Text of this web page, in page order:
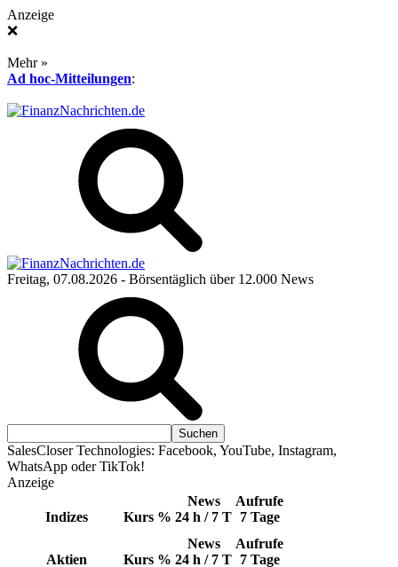
Anzeige
❌
Mehr »
Ad hoc-Mitteilungen:
Freitag, 07.08.2026 - Börsentäglich über 12.000 News
SalesCloser Technologies: Facebook, YouTube, Instagram,
WhatsApp oder TikTok!
Anzeige
Indizes Kurs %
News
24 h / 7 T
Aufrufe
7 Tage
Aktien Kurs %
News
24 h / 7 T
Aufrufe
7 Tage